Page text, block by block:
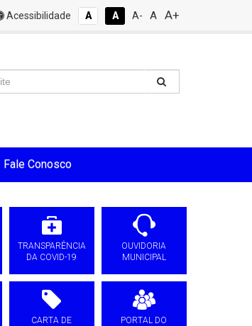
Acessibilidade A A A- A A+
Fale Conosco
TRANSPARÊNCIA
DA COVID-19
OUVIDORIA
MUNICIPAL
CARTA DE
PORTAL DO